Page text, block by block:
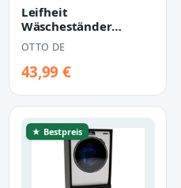
Leifheit
Wäscheständer
Wäschetrockner
"Capri 100"
OTTO DE
43,99 €
★ Bestpreis